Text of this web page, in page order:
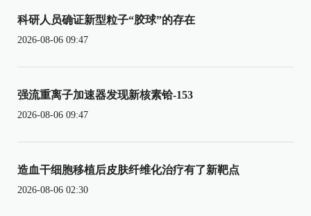
科研人员确证新型粒子“胶球”的存在
2026-08-06 09:47
强流重离子加速器发现新核素铪-153
2026-08-06 09:47
造血干细胞移植后皮肤纤维化治疗有了新靶点
2026-08-06 02:30